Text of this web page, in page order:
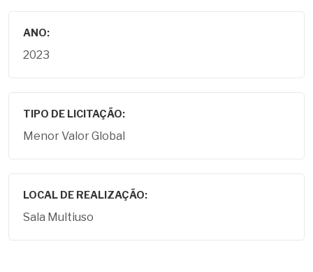
ANO:
2023
TIPO DE LICITAÇÃO:
Menor Valor Global
LOCAL DE REALIZAÇÃO:
Sala Multiuso